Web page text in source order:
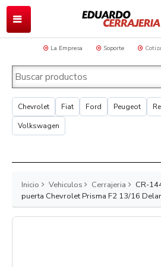
La Empresa Soporte
Chevrolet Fiat Ford Peugeot
Volkswagen
Inicio Vehiculos Cerrajeria
CR-
puerta Chevrolet Prisma F2 13/16